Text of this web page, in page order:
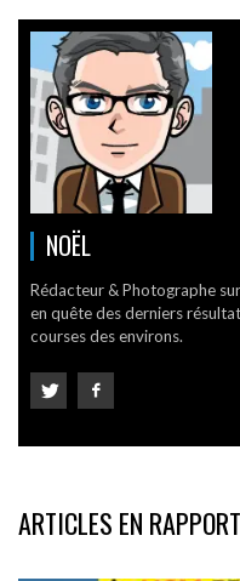
NOËL
Rédacteur & Photographe sur
en quête des derniers
courses des environs.
ARTICLES EN RAPPORT